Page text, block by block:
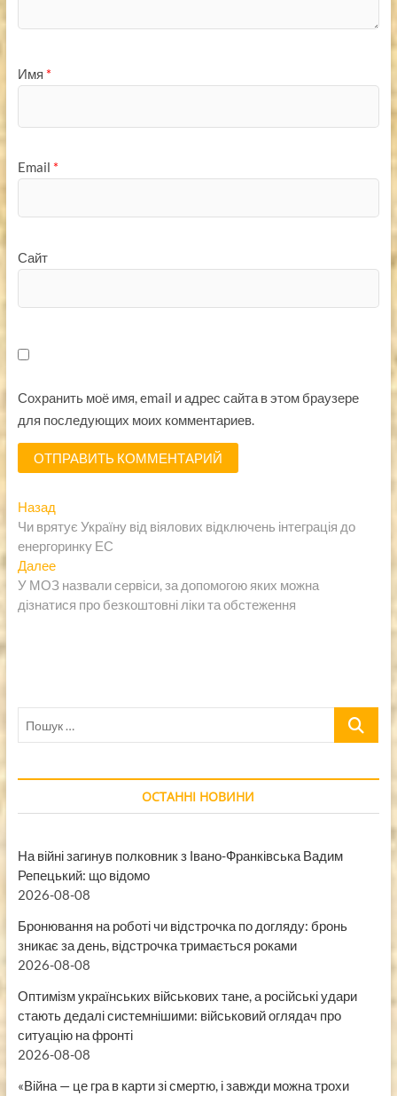
Имя *
Email *
Сайт
Сохранить моё имя, email и адрес сайта в этом браузере
для последующих моих комментариев.
Навигация
по
записям
НазадПредыдущая
запись:
Чи врятує Україну від віялових відключень інтеграція до
енергоринкy ЕС
ДалееСледующая
запись:
У МОЗ назвали сервіси, за допомогою яких можна
дізнатися про безкоштовні ліки та обстеження
Пошук
ОСТАННІ НОВИНИ
На війні загинув полковник з Івано-Франківська Вадим
Репецький: що відомо
2026-08-08
Бронювання на роботі чи відстрочка по догляду: бронь
зникає за день, відстрочка тримається роками
2026-08-08
Оптимізм українських військових тане, а російські удари
стають дедалі системнішими: військовий оглядач про
ситуацію на фронті
2026-08-08
«Війна — це гра в карти зі смертю, і завжди можна трохи